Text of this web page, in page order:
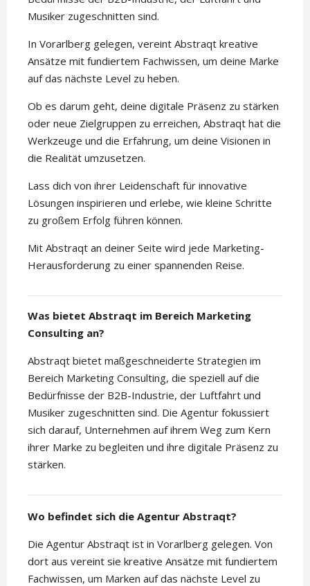
Musiker zugeschnitten sind.
In Vorarlberg gelegen, vereint Abstraqt kreative
Ansätze mit fundiertem Fachwissen, um deine Marke
auf das nächste Level zu heben.
Ob es darum geht, deine digitale Präsenz zu stärken
oder neue Zielgruppen zu erreichen, Abstraqt hat die
Werkzeuge und die Erfahrung, um deine Visionen in
die Realität umzusetzen.
Lass dich von ihrer Leidenschaft für innovative
Lösungen inspirieren und erlebe, wie kleine Schritte
zu großem Erfolg führen können.
Mit Abstraqt an deiner Seite wird jede Marketing-
Herausforderung zu einer spannenden Reise.
Was bietet Abstraqt im Bereich Marketing
Consulting an?
Abstraqt bietet maßgeschneiderte Strategien im
Bereich Marketing Consulting, die speziell auf die
Bedürfnisse der B2B-Industrie, der Luftfahrt und
Musiker zugeschnitten sind. Die Agentur fokussiert
sich darauf, Unternehmen auf ihrem Weg zum Kern
ihrer Marke zu begleiten und ihre digitale Präsenz zu
stärken.
Wo befindet sich die Agentur Abstraqt?
Die Agentur Abstraqt ist in Vorarlberg gelegen. Von
dort aus vereint sie kreative Ansätze mit fundiertem
Fachwissen, um Marken auf das nächste Level zu